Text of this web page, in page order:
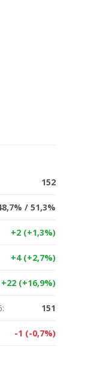
152
/ 51,3%
+2 (+1,3%)
+4 (+2,7%)
+22 (+16,9%)
151
-1 (-0,7%)